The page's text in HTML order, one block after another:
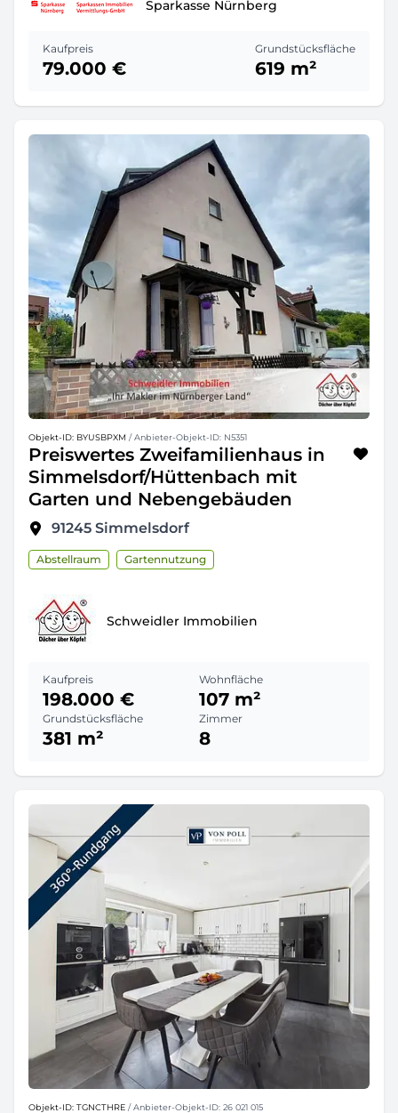
Sparkasse Nürnberg
Kaufpreis
79.000 €
Grundstücksfläche
619 m²
Objekt-ID: BYUSBPXM / Anbieter-Objekt-ID: N5351
Preiswertes Zweifamilienhaus in
Simmelsdorf/Hüttenbach mit
Garten und Nebengebäuden
91245 Simmelsdorf
Abstellraum Gartennutzung
Schweidler Immobilien
Kaufpreis
198.000 €
Wohnfläche
107 m²
Grundstücksfläche
381 m²
Zimmer
8
Objekt-ID: TGNCTHRE / Anbieter-Objekt-ID: 26 021 015